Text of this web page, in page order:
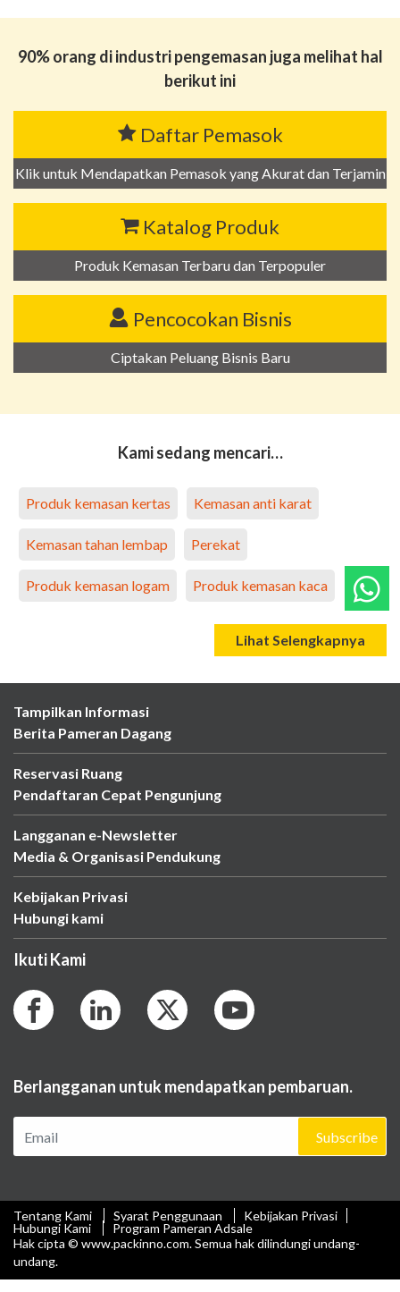
90% orang di industri pengemasan juga melihat hal
berikut ini
Daftar Pemasok
Klik untuk Mendapatkan Pemasok yang Akurat dan Terjamin
Katalog Produk
Produk Kemasan Terbaru dan Terpopuler
Pencocokan Bisnis
Ciptakan Peluang Bisnis Baru
Kami sedang mencari…
Produk kemasan kertas Kemasan anti karat
Kemasan tahan lembap Perekat
Produk kemasan logam Produk kemasan kaca
Lihat Selengkapnya
Tampilkan Informasi
Berita Pameran Dagang
Reservasi Ruang
Pendaftaran Cepat Pengunjung
Langganan e-Newsletter
Media & Organisasi Pendukung
Kebijakan Privasi
Hubungi kami
Ikuti Kami
Berlangganan untuk mendapatkan pembaruan.
Subscribe
Tentang Kami Syarat Penggunaan
Kebijakan Privasi
Hubungi Kami
Program Pameran Adsale
Hak cipta © www.packinno.com. Semua hak dilindungi undang-
undang.